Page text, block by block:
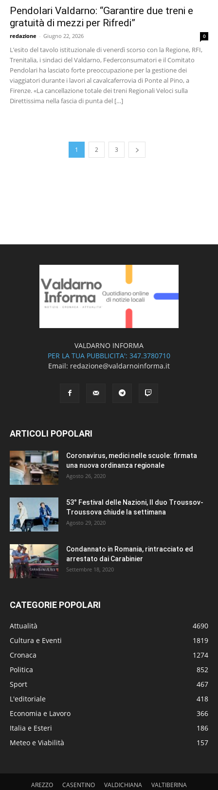
Pendolari Valdarno: “Garantire due treni e
gratuità di mezzi per Rifredi”
redazione - Giugno 22, 2026 0
L’esito del tavolo istituzionale di venerdì scorso con la Regione, RFI,
Trenitalia, i sindaci del Valdarno, Federconsumatori e il Comitato
Pendolari ha lasciato forte preoccupazione per la gestione dei
viaggiatori durante i lavori al cavalcaferrovia di Ponte al Pino, a
Firenze. «La cancellazione totale dei treni Regionali Veloci sulla
Direttissima nella fascia di punta del […]
1 2 3
VALDARNO INFORMA
PER LA TUA PUBBLICITA': 347.3780710
Email: redazione@valdarnoinforma.it
ARTICOLI POPOLARI
Coronavirus, medici nelle scuole: firmata
una nuova ordinanza regionale
Agosto 26, 2020
53° Festival delle Nazioni, Il duo Troussov-
Troussova chiude la settimana
Agosto 29, 2020
Condannato in Romania, rintracciato ed
arrestato dai Carabinier
Settembre 18, 2020
CATEGORIE POPOLARI
Attualità
4690
Cultura e Eventi
1819
Cronaca
1274
Politica
852
Sport
467
L'editoriale
418
Economia e Lavoro
366
Italia e Esteri
186
Meteo e Viabilità
157
AREZZO CASENTINO VALDICHIANA VALTIBERINA